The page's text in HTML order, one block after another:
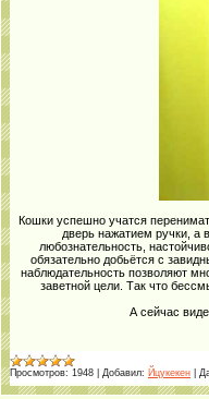
Кошки успешно учатся
дверь нажатием ручки, а
любознательность,
обязательно добьётся с
наблюдательность позволяют
заветной цели. Так что
А сейчас
Просмотров: 1948 Добавил: Йцукекен